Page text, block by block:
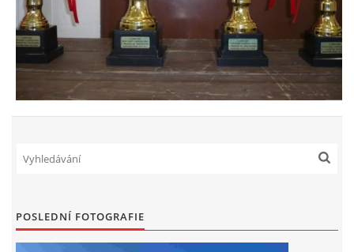
POSLEDNÍ FOTOGRAFIE